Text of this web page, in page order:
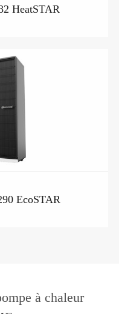
HeatSTAR
EcoSTAR
à chaleur